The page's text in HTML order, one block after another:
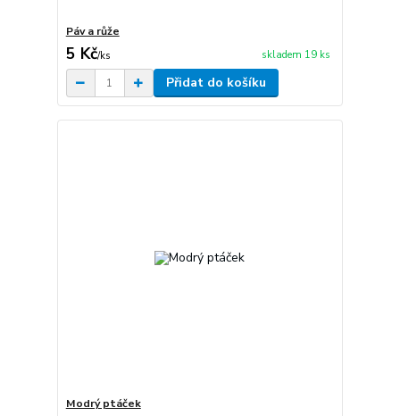
Páv a růže
5 Kč/ks skladem 19 ks
Přidat do košíku
Modrý ptáček